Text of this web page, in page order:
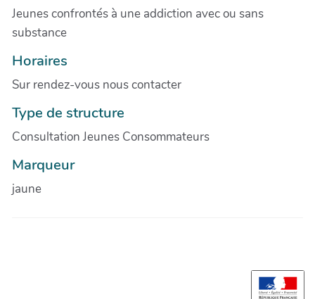
Jeunes confrontés à une addiction avec ou sans
substance
Horaires
Sur rendez-vous nous contacter
Type de structure
Consultation Jeunes Consommateurs
Marqueur
jaune